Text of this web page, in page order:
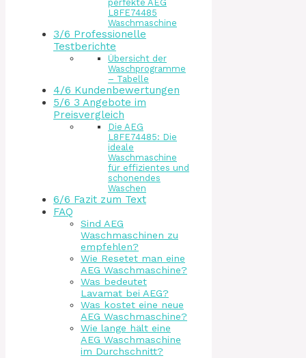
perfekte AEG
L8FE74485
Waschmaschine
3/6 Professionelle
Testberichte
Übersicht der
Waschprogramme
– Tabelle
4/6 Kundenbewertungen
5/6 3 Angebote im
Preisvergleich
Die AEG
L8FE74485: Die
ideale
Waschmaschine
für effizientes und
schonendes
Waschen
6/6 Fazit zum Text
FAQ
Sind AEG
Waschmaschinen zu
empfehlen?
Wie Resetet man eine
AEG Waschmaschine?
Was bedeutet
Lavamat bei AEG?
Was kostet eine neue
AEG Waschmaschine?
Wie lange hält eine
AEG Waschmaschine
im Durchschnitt?